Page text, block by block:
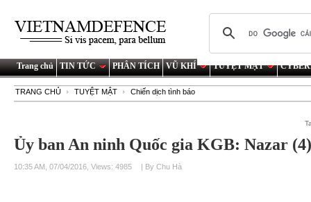
Trang chủ TIN TỨC PHÂN TÍCH VŨ KHÍ TUYỆT MẬT
TRANG CHỦ TUYỆT MẬT Chiến dịch tình báo
Ủy ban An ninh Quốc gia KGB: Nazar (4)
10:35 AM, 07/04/2016, Views: 4985 | By Chu Hà